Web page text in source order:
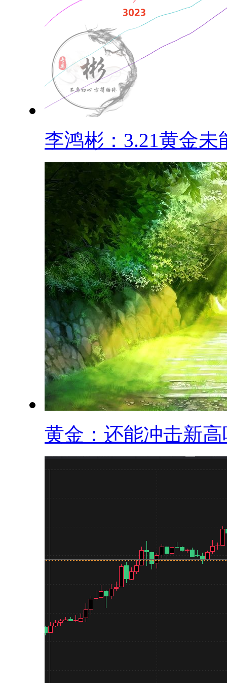
李鸿彬：3.21黄金未
黄金：还能冲击新高